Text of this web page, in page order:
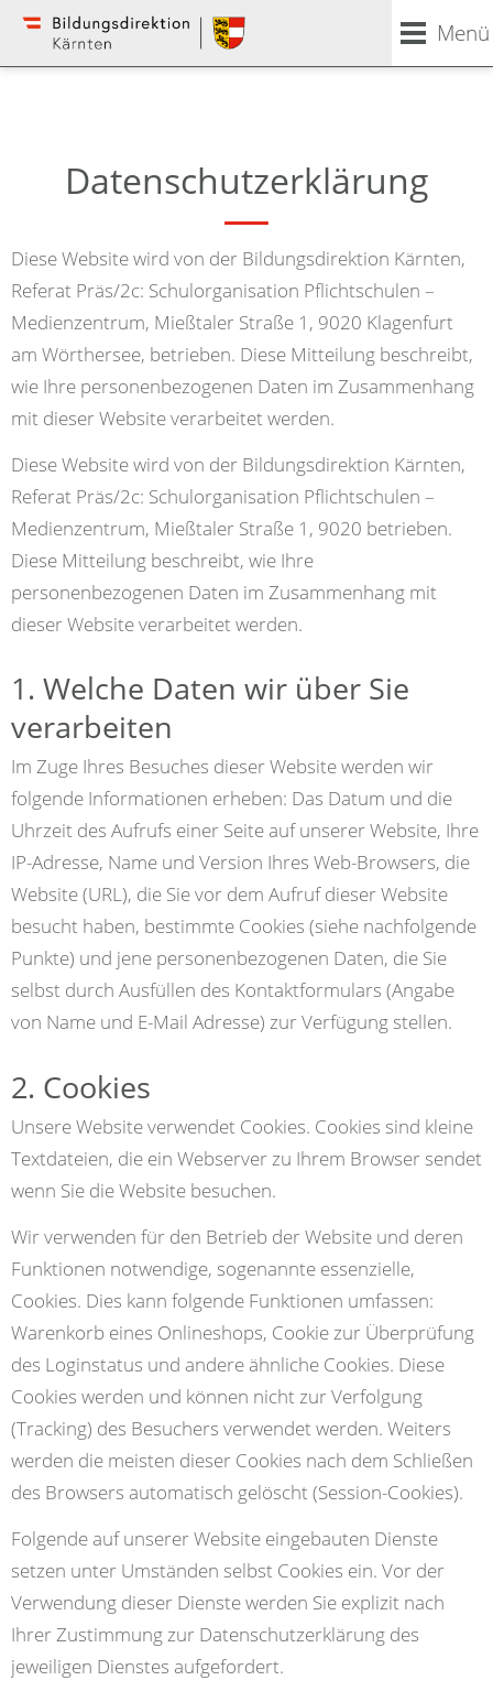
Menü
Datenschutzerklärung
Diese Website wird von der Bildungsdirektion Kärnten,
Referat Präs/2c: Schulorganisation Pflichtschulen –
Medienzentrum, Mießtaler Straße 1, 9020 Klagenfurt
am Wörthersee, betrieben. Diese Mitteilung beschreibt,
wie Ihre personenbezogenen Daten im Zusammenhang
mit dieser Website verarbeitet werden.
Diese Website wird von der Bildungsdirektion Kärnten,
Referat Präs/2c: Schulorganisation Pflichtschulen –
Medienzentrum, Mießtaler Straße 1, 9020 betrieben.
Diese Mitteilung beschreibt, wie Ihre
personenbezogenen Daten im Zusammenhang mit
dieser Website verarbeitet werden.
1. Welche Daten wir über Sie
verarbeiten
Im Zuge Ihres Besuches dieser Website werden wir
folgende Informationen erheben: Das Datum und die
Uhrzeit des Aufrufs einer Seite auf unserer Website, Ihre
IP-Adresse, Name und Version Ihres Web-Browsers, die
Website (URL), die Sie vor dem Aufruf dieser Website
besucht haben, bestimmte Cookies (siehe nachfolgende
Punkte) und jene personenbezogenen Daten, die Sie
selbst durch Ausfüllen des Kontaktformulars (Angabe
von Name und E-Mail Adresse) zur Verfügung stellen.
2. Cookies
Unsere Website verwendet Cookies. Cookies sind kleine
Textdateien, die ein Webserver zu Ihrem Browser sendet
wenn Sie die Website besuchen.
Wir verwenden für den Betrieb der Website und deren
Funktionen notwendige, sogenannte essenzielle,
Cookies. Dies kann folgende Funktionen umfassen:
Warenkorb eines Onlineshops, Cookie zur Überprüfung
des Loginstatus und andere ähnliche Cookies. Diese
Cookies werden und können nicht zur Verfolgung
(Tracking) des Besuchers verwendet werden. Weiters
werden die meisten dieser Cookies nach dem Schließen
des Browsers automatisch gelöscht (Session-Cookies).
Folgende auf unserer Website eingebauten Dienste
setzen unter Umständen selbst Cookies ein. Vor der
Verwendung dieser Dienste werden Sie explizit nach
Ihrer Zustimmung zur Datenschutzerklärung des
jeweiligen Dienstes aufgefordert.